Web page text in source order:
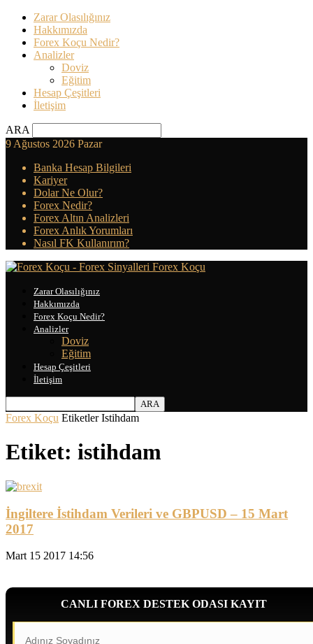
Zarar Olasılığınız
Hakkımızda
Forex Koçu Nedir?
Analizler
Doviz
Eğitim
Hesap Çeşitleri
İletişim
ARA
9 Ağustos 2026 Pazar
Banka Hesap Bilgileri
Kariyer
Dolar Ne Olur?
Forex Nedir?
Forex Altın Analizleri
Forex Anlık Yorumları
Nasıl FK Kullanırım?
Forex Koçu
Zarar Olasılığınız
Hakkımızda
Forex Koçu Nedir?
Analizler
Doviz
Eğitim
Hesap Çeşitleri
İletişim
Forex Koçu Etiketler Istihdam
Etiket: istihdam
İngiltere İstihdam Verileri ve GBPUSD – 15 Mart
2017
Mart 15 2017 14:56
CANLI FOREX DESTEK ODASI KAYIT